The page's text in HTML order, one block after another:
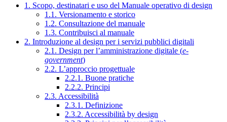
1. Scopo, destinatari e uso del Manuale operativo di design
1.1. Versionamento e storico
1.2. Consultazione del manuale
1.3. Contribuisci al manuale
2. Introduzione al design per i servizi pubblici digitali
2.1. Design per l’amministrazione digitale (e-
government)
2.2. L’approccio progettuale
2.2.1. Buone pratiche
2.2.2. Principi
2.3. Accessibilità
2.3.1. Definizione
2.3.2. Accessibilità by design